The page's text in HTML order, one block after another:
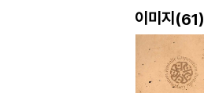
이미지(61)